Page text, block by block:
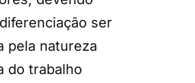
ser
pela natureza
do trabalho